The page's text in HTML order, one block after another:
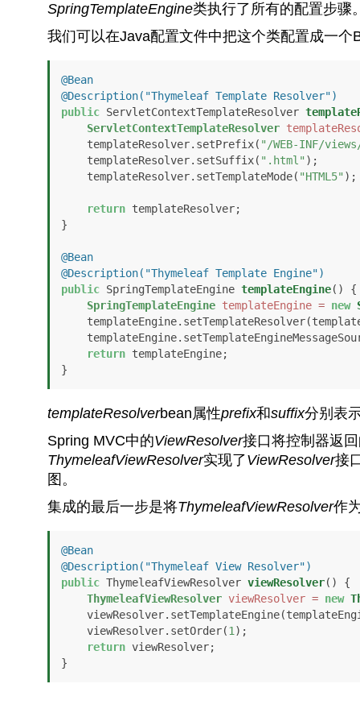
SpringTemplateEngine类执行了所有的配置步骤
我们可以在Java配置文件中把这个类配置成一个
@Bean
@Description("Thymeleaf Template Resolver")
public ServletContextTemplateResolver
ServletContextTemplateResolver
    templateResolver.setPrefix(
"/WEB-INF/
    templateResolver.setSuffix(
".html" );
    templateResolver.setTemplateMode(
"HTML5" );
return templateResolver;
}
@Bean
@Description("Thymeleaf Template Engine")
public SpringTemplateEngine templateEngine()
{
SpringTemplateEngine templateEngine = new
return templateEngine;
}
templateResolverbean属性prefix和suffix分别表
Spring MVC中的ViewResolver接口将控制器返
ThymeleafViewResolver实现了ViewResolver接
图。
集成的最后一步是将ThymeleafViewResolver作
@Bean
@Description("Thymeleaf View Resolver")
public ThymeleafViewResolver viewResolver()
{
ThymeleafViewResolver viewResolver = new
    viewResolver.setOrder(
1 );
return viewResolver;
}